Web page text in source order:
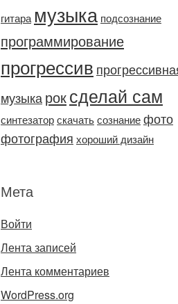
гитара музыка подсознание
программирование
прогрессив
музыка роксделай сам
синтезаторскачатьсознаниефото
фотография хороший дизайн
Мета
Войти
Лента записей
Лента комментариев
WordPress.org